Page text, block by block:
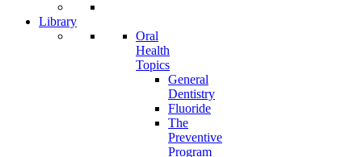
Library
Oral
Health
Topics
General
Dentistry
Fluoride
The
Preventive
Program